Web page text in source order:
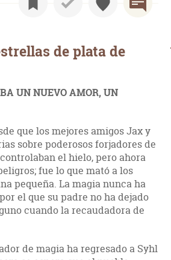
de plata de
UN NUEVO AMOR, UN
que los mejores amigos Jax y
sobre poderosos forjadores de
el hielo, pero ahora
fue lo que mató a los
pequeña. La magia nunca ha
el que su padre no ha dejado
cuando la recaudadora de
de magia ha regresado a Syhl